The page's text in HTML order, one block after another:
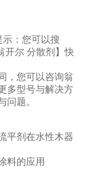
示：您可以搜
开尔 分散剂】快
，您可以咨询翁
多型号与解决方
问题。
平剂在水性木器
料的应用